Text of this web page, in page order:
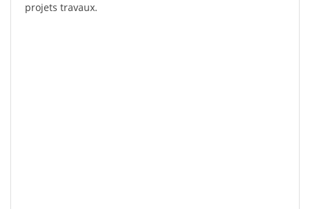
projets travaux.